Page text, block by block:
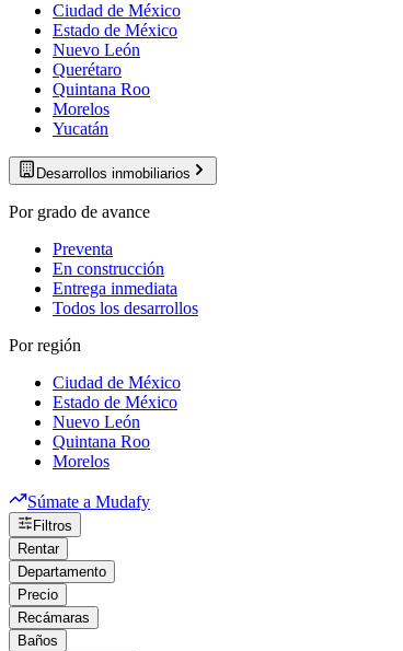
Ciudad de México
Estado de México
Nuevo León
Querétaro
Quintana Roo
Morelos
Yucatán
Desarrollos inmobiliarios
Por grado de avance
Preventa
En construcción
Entrega inmediata
Todos los desarrollos
Por región
Ciudad de México
Estado de México
Nuevo León
Quintana Roo
Morelos
Súmate a Mudafy
Filtros
Rentar
Departamento
Precio
Recámaras
Baños